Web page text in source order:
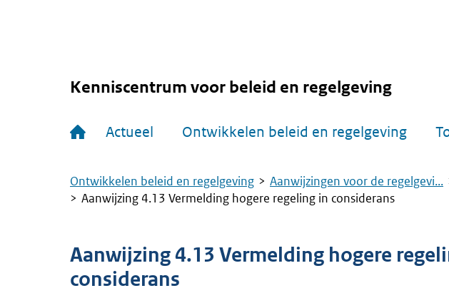
Kenniscentrum voor beleid en regelgeving
Actueel Ontwikkelen beleid en regelgeving
Kruimelpad
Ontwikkelen beleid en regelgeving Aanwijzingen voor de regelgevi...
Aanwijzing 4.13 Vermelding hogere regeling in considerans
Aanwijzing 4.13 Vermelding hogere
considerans